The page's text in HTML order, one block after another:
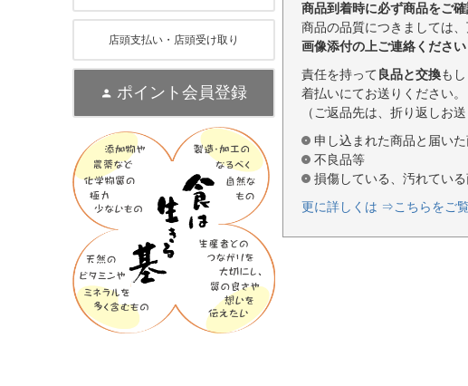
店頭支払い・店頭受け取り
ポイント会員登録
商品到着時に必ず商品をご確
商品の品質につきましては
画像添付の上ご連絡ください
責任を持って 良品と交換も
着払いにてお送りください。
（ご返品先は、折り返しお
申し込まれた商品と届い
不良品等
損傷している、汚れている
更に詳しくは ⇒こちらをご覧